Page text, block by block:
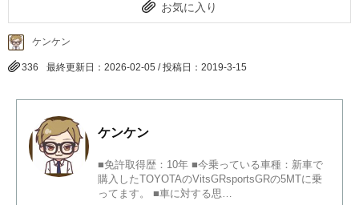
お気に入り
ケンケン
336 最終更新日：2026-02-05 / 投稿日： 2019-3-15
ケンケン
■免許取得歴：10年 ■今乗っている車種：新車で
購入したTOYOTAのVitsGRsportsGRの5MTに乗
ってます。 ■車に対する思…